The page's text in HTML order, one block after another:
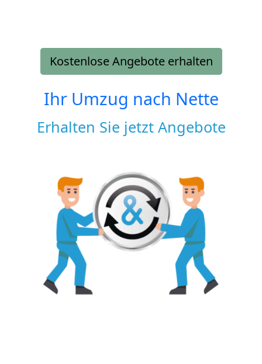
Kostenlose Angebote erhalten
Ihr Umzug nach Nette
Erhalten Sie jetzt Angebote